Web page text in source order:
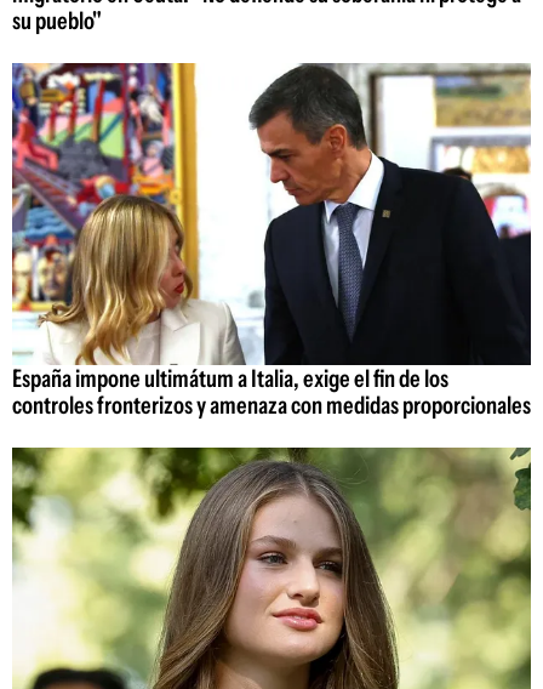
su pueblo"
España impone ultimátum a Italia, exige el fin de los
controles fronterizos y amenaza con medidas proporcionales